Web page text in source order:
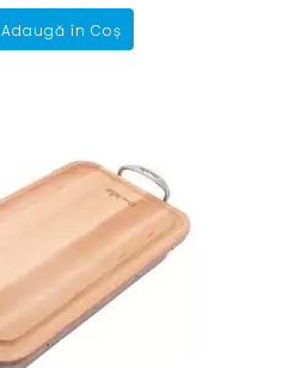
Adaugă în Coș